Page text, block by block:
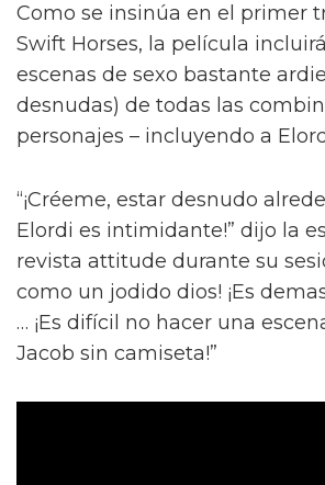
Como se insinúa en el primer
Swift Horses, la película
escenas de sexo bastante
desnudas) de todas las
personajes – incluyendo a
“¡Créeme, estar desnudo
Elordi es intimidante!” dijo la
revista attitude durante su
como un jodido dios! ¡Es
… ¡Es difícil no hacer una
Jacob sin camiseta!”